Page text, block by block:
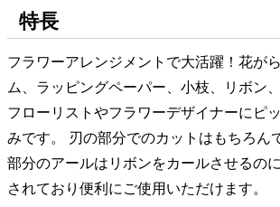
特長
フラワーアレンジメントで大活躍！花が
ム、ラッピングペーパー、小枝、リボン
フローリストやフラワーデザイナーにピ
みです。 刃の部分でのカットはもちろん
部分のアールはリボンをカールさせるの
されており便利にご使用いただけます。